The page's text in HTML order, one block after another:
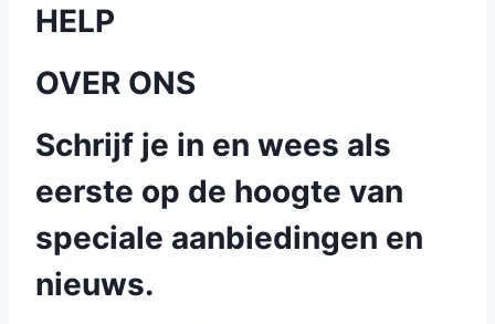
HELP
OVER ONS
Schrijf je in en wees als
eerste op de hoogte van
speciale aanbiedingen en
nieuws.